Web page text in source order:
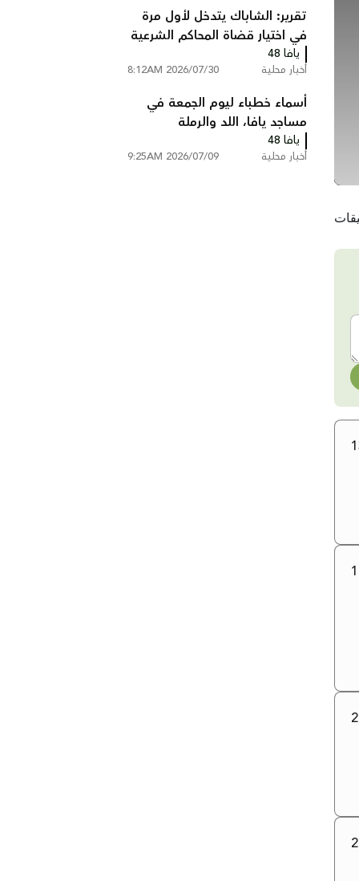
تقرير: الشاباك يتدخل لأول مرة
في اختيار قضاة المحاكم الشرعية
ويستبعد مرشحين
يافا 48
أخبار محلية 2026/07/30 8:12AM
أسماء خطباء ليوم الجمعة في
مساجد يافا، اللد والرملة
يافا 48
أخبار محلية 2026/07/09 9:25AM